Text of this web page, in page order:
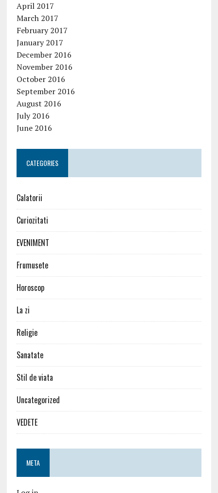
April 2017
March 2017
February 2017
January 2017
December 2016
November 2016
October 2016
September 2016
August 2016
July 2016
June 2016
CATEGORIES
Calatorii
Curiozitati
EVENIMENT
Frumusete
Horoscop
La zi
Religie
Sanatate
Stil de viata
Uncategorized
VEDETE
META